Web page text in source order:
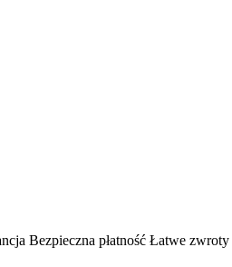
Bezpieczna płatność Łatwe zwroty